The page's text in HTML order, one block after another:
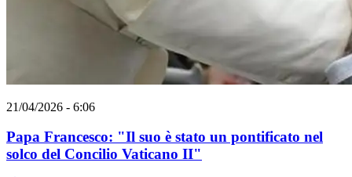
21/04/2026 - 6:06
Papa Francesco: "Il suo è stato un pontificato nel
solco del Concilio Vaticano II"